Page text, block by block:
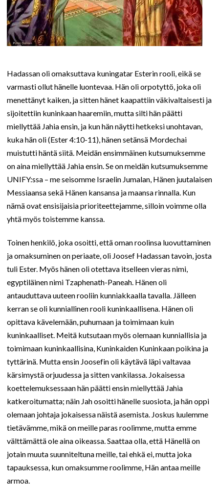
Hadassan oli omaksuttava kuningatar Esterin rooli, eikä se
varmasti ollut hänelle luontevaa. Hän oli orpotyttö, joka oli
menettänyt kaiken, ja sitten hänet kaapattiin väkivaltaisesti ja
sijoitettiin kuninkaan haaremiin, mutta silti hän päätti
miellyttää Jahia ensin, ja kun hän näytti hetkeksi unohtavan,
kuka hän oli (Ester 4:10-11), hänen setänsä Mordechai
muistutti häntä siitä. Meidän ensimmäinen kutsumuksemme
on aina miellyttää Jahia ensin. Se on meidän kutsumuksemme
UNIFY:ssa – me seisomme Israelin Jumalan, Hänen juutalaisen
Messiaansa sekä Hänen kansansa ja maansa rinnalla. Kun
nämä ovat ensisijaisia prioriteettejamme, silloin voimme olla
yhtä myös toistemme kanssa.
Toinen henkilö, joka osoitti, että oman roolinsa luovuttaminen
ja omaksuminen on periaate, oli Joosef Hadassan tavoin, josta
tuli Ester. Myös hänen oli otettava itselleen vieras nimi,
egyptiläinen nimi Tzaphenath-Paneah. Hänen oli
antauduttava uuteen rooliin kunniakkaalla tavalla. Jälleen
kerran se oli kunniallinen rooli kuninkaallisena. Hänen oli
opittava kävelemään, puhumaan ja toimimaan kuin
kuninkaalliset. Meitä kutsutaan myös olemaan kunniallisia ja
toimimaan kuninkaallisina, Kuninkaiden Kuninkaan poikina ja
tyttärinä. Mutta ensin Joosefin oli käytävä läpi valtavaa
kärsimystä orjuudessa ja sitten vankilassa. Jokaisessa
koettelemuksessaan hän päätti ensin miellyttää Jahia
katkeroitumatta; näin Jah osoitti hänelle suosiota, ja hän oppi
olemaan johtaja jokaisessa näistä asemista. Joskus luulemme
tietävämme, mikä on meille paras roolimme, mutta emme
välttämättä ole aina oikeassa. Saattaa olla, että Hänellä on
jotain muuta suunniteltuna meille, tai ehkä ei, mutta joka
tapauksessa, kun omaksumme roolimme, Hän antaa meille
armoa.